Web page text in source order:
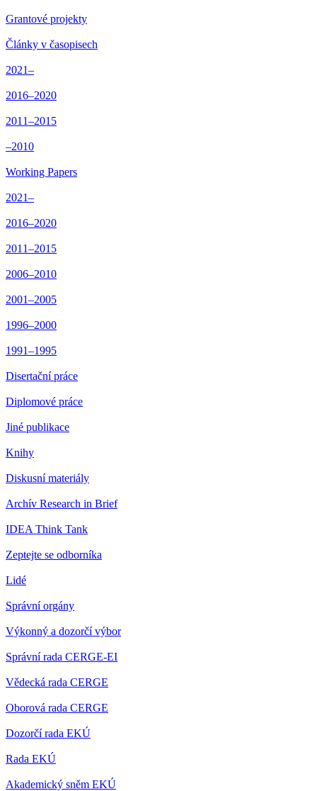
Grantové projekty
Články v časopisech
2021–
2016–2020
2011–2015
–2010
Working Papers
2021–
2016–2020
2011–2015
2006–2010
2001–2005
1996–2000
1991–1995
Disertační práce
Diplomové práce
Jiné publikace
Knihy
Diskusní materiály
Archív Research in Brief
IDEA Think Tank
Zeptejte se odborníka
Lidé
Správní orgány
Výkonný a dozorčí výbor
Správní rada CERGE-EI
Vědecká rada CERGE
Oborová rada CERGE
Dozorčí rada EKÚ
Rada EKÚ
Akademický sněm EKÚ